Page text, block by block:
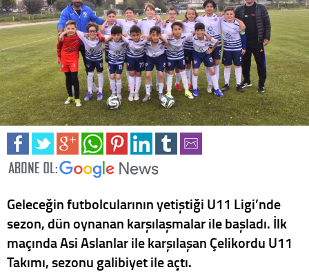
Geleceğin futbolcularının yetiştiği U11 Ligi’nde
sezon, dün oynanan karşılaşmalar ile başladı. İlk
maçında Asi Aslanlar ile karşılaşan Çelikordu U11
Takımı, sezonu galibiyet ile açtı.